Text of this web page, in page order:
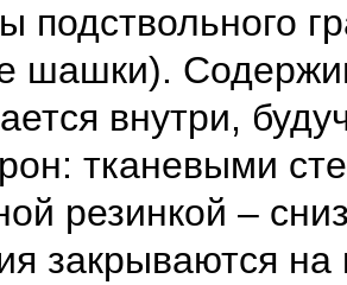
подствольного
шашки).
внутри,
тканевыми
резинкой –
закрываются на